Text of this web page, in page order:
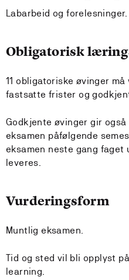
Labarbeid og forelesninger.
Obligatorisk
11 obligatoriske øvinger
fastsatte frister og
Godkjente øvinger gir
eksamen påfølgende
eksamen neste gang faget
leveres.
Vurderingsform
Muntlig eksamen.
Tid og sted vil bli opplyst
learning.